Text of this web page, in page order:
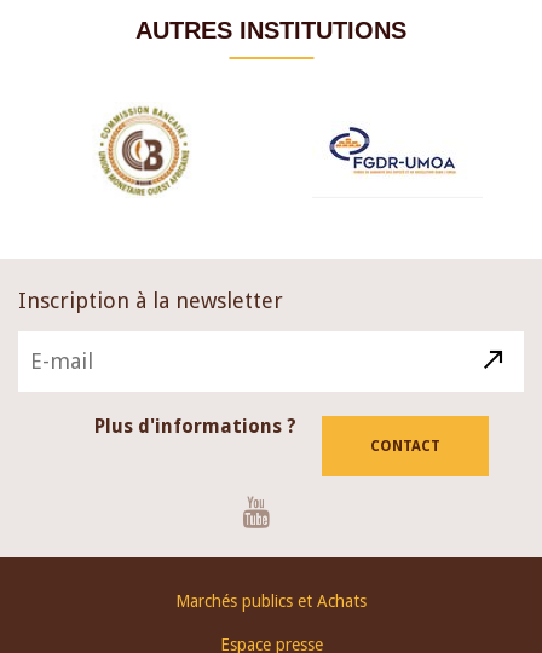
AUTRES INSTITUTIONS
Inscription à la newsletter
Plus d'informations ?
CONTACT
Marchés publics et Achats
Espace presse